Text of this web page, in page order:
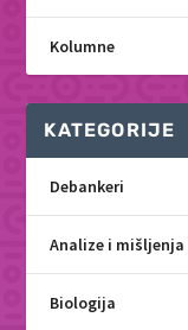
Kolumne
KATEGORIJE
Debankeri
Analize i mišljenja
Biologija